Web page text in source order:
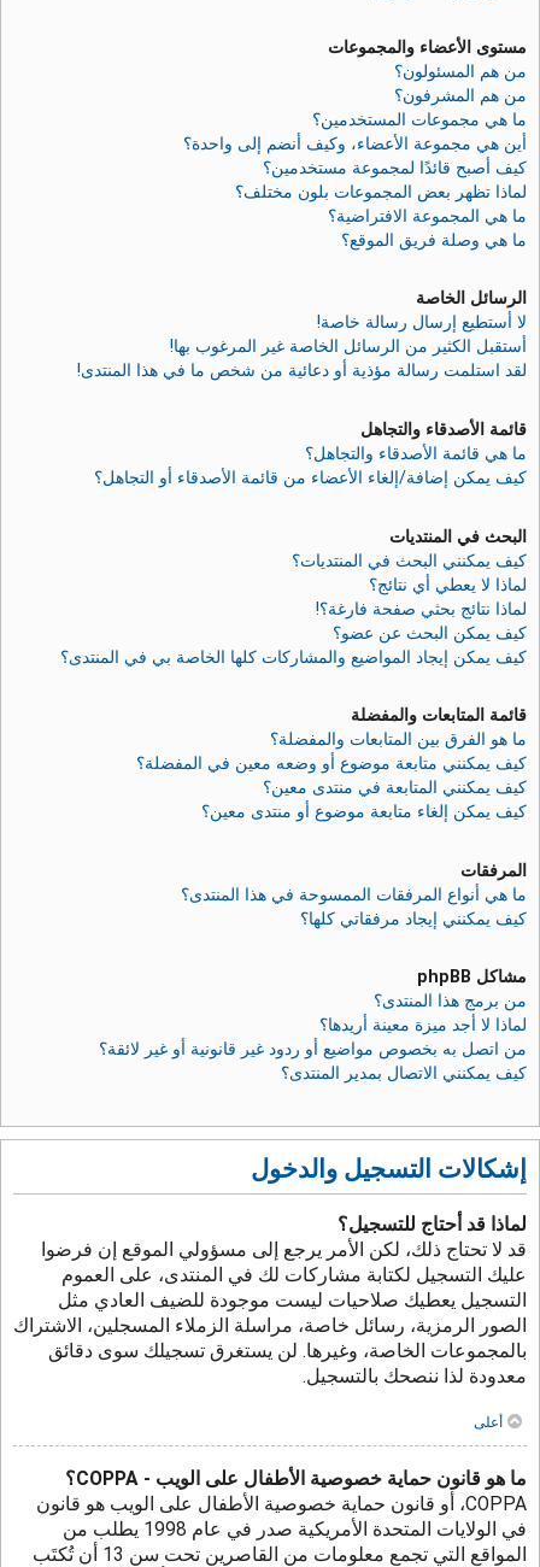
مستوى الأعضاء والمجموعات
من هم المسئولون؟
من هم المشرفون؟
ما هي مجموعات المستخدمين؟
أين هي مجموعة الأعضاء، وكيف أنضم إلى واحدة؟
كيف أصبح قائدًا لمجموعة مستخدمين؟
لماذا تظهر بعض المجموعات بلون مختلف؟
ما هي المجموعة الافتراضية؟
ما هي وصلة فريق الموقع؟
الرسائل الخاصة
لا أستطيع إرسال رسالة خاصة!
أستقبل الكثير من الرسائل الخاصة غير المرغوب بها!
لقد استلمت رسالة مؤذية أو دعائية من شخص ما في هذا المنتدى!
قائمة الأصدقاء والتجاهل
ما هي قائمة الأصدقاء والتجاهل؟
كيف يمكن إضافة/إلغاء الأعضاء من قائمة الأصدقاء أو التجاهل؟
البحث في المنتديات
كيف يمكنني البحث في المنتديات؟
لماذا لا يعطي أي نتائج؟
لماذا نتائج بحثي صفحة فارغة؟!
كيف يمكن البحث عن عضو؟
كيف يمكن إيجاد المواضيع والمشاركات كلها الخاصة بي في المنتدى؟
قائمة المتابعات والمفضلة
ما هو الفرق بين المتابعات والمفضلة؟
كيف يمكنني متابعة موضوع أو وضعه معين في المفضلة؟
كيف يمكنني المتابعة في منتدى معين؟
كيف يمكن إلغاء متابعة موضوع أو منتدى معين؟
المرفقات
ما هي أنواع المرفقات الممسوحة في هذا المنتدى؟
كيف يمكنني إيجاد مرفقاتي كلها؟
مشاكل phpBB
من برمج هذا المنتدى؟
لماذا لا أجد ميزة معينة أريدها؟
من اتصل به بخصوص مواضيع أو ردود غير قانونية أو غير لائقة؟
كيف يمكنني الاتصال بمدير المنتدى؟
إشكالات التسجيل والدخول
لماذا قد أحتاج للتسجيل؟
قد لا تحتاج ذلك، لكن الأمر يرجع إلى مسؤولي الموقع إن فرضوا
عليك التسجيل لكتابة مشاركات لك في المنتدى، على العموم
التسجيل يعطيك صلاحيات ليست موجودة للضيف العادي مثل
الصور الرمزية، رسائل خاصة، مراسلة الزملاء المسجلين، الاشتراك
بالمجموعات الخاصة، وغيرها. لن يستغرق تسجيلك سوى دقائق
معدودة لذا ننصحك بالتسجيل.
أعلى
ما هو قانون حماية خصوصية الأطفال على الويب - COPPA؟
COPPA، أو قانون حماية خصوصية الأطفال على الويب هو قانون
في الولايات المتحدة الأمريكية صدر في عام 1998 يطلب من
المواقع التي تجمع معلومات من القاصرين تحت سن 13 أن تُكتَب